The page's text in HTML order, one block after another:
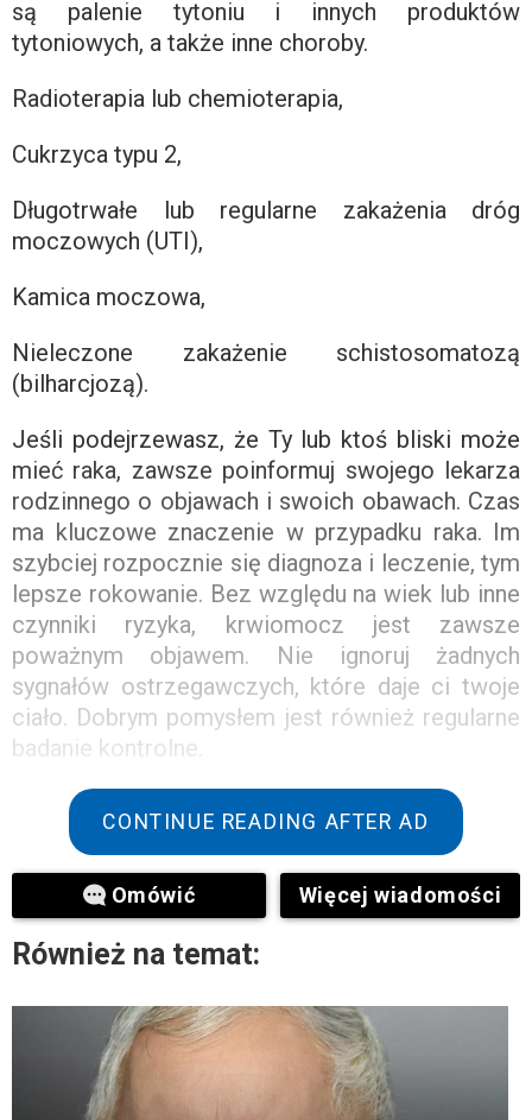
są palenie tytoniu i innych produktów
tytoniowych, a także inne choroby.
Radioterapia lub chemioterapia,
Cukrzyca typu 2,
Długotrwałe lub regularne zakażenia dróg
moczowych (UTI),
Kamica moczowa,
Nieleczone zakażenie schistosomatozą
(bilharcjozą).
Jeśli podejrzewasz, że Ty lub ktoś bliski może
mieć raka, zawsze poinformuj swojego lekarza
rodzinnego o objawach i swoich obawach. Czas
ma kluczowe znaczenie w przypadku raka. Im
szybciej rozpocznie się diagnoza i leczenie, tym
lepsze rokowanie. Bez względu na wiek lub inne
czynniki ryzyka, krwiomocz jest zawsze
poważnym objawem. Nie ignoruj ​​żadnych
sygnałów ostrzegawczych, które daje ci twoje
ciało. Dobrym pomysłem jest również regularne
badanie kontrolne.
CONTINUE READING AFTER AD
Omówić Więcej wiadomości
Również na temat: